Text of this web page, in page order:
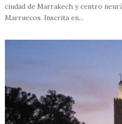
ciudad de Marrakech y centro
Marruecos. Inscrita en...